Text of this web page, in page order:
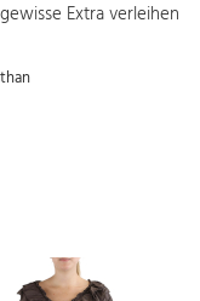
Extra verleihen